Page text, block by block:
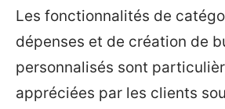
Les fonctionnalités de
dépenses et de création de
personnalisés sont
appréciées par les clients